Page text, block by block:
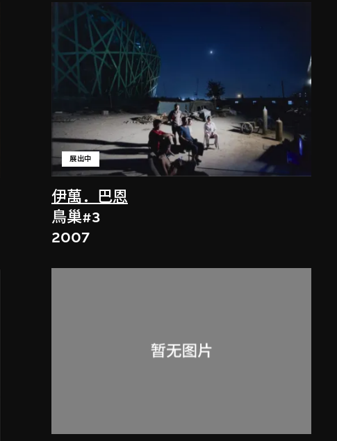
伊萬．巴恩
展出中
鳥巢#3
2007